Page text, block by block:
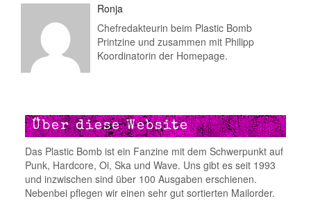
Ronja
Chefredakteurin beim Plastic Bomb
Printzine und zusammen mit Philipp
Koordinatorin der Homepage.
Über diese Website
Das Plastic Bomb ist ein Fanzine mit dem Schwerpunkt auf
Punk, Hardcore, Oi, Ska und Wave. Uns gibt es seit 1993
und inzwischen sind über 100 Ausgaben erschienen.
Nebenbei pflegen wir einen sehr gut sortierten Mailorder.